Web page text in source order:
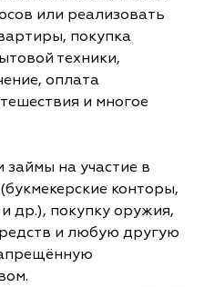
или реализовать
покупка
техники,
оплата
и многое
на участие в
конторы,
др.), покупку оружия,
и любую другую